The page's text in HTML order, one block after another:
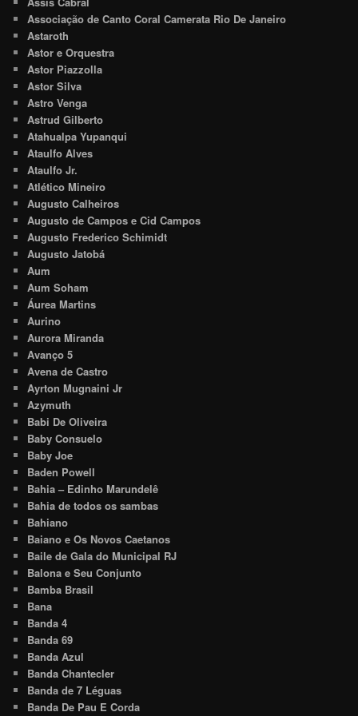
Associação de Canto Coral Camerata Rio De Janeiro
Astaroth
Astor e Orquestra
Astor Piazzolla
Astor Silva
Astro Venga
Astrud Gilberto
Atahualpa Yupanqui
Ataulfo Alves
Ataulfo Jr.
Atlético Mineiro
Augusto Calheiros
Augusto de Campos e Cid Campos
Augusto Frederico Schimidt
Augusto Jatobá
Aum
Aum Soham
Áurea Martins
Aurino
Aurora Miranda
Avanço 5
Avena de Castro
Ayrton Mugnaini Jr
Azymuth
Babi De Oliveira
Baby Consuelo
Baby Joe
Baden Powell
Bahia – Edinho Marundelê
Bahia de todos os sambas
Bahiano
Baiano e Os Novos Caetanos
Baile de Gala do Municipal RJ
Balona e Seu Conjunto
Bamba Brasil
Bana
Banda 4
Banda 69
Banda Azul
Banda Chantecler
Banda de 7 Léguas
Banda De Pau E Corda